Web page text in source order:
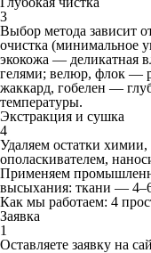
3
Выбор метода зависит
очистка (минимальное
экокожа — деликатная
гелями; велюр, флок —
жаккард, гобелен —
температуры.
Экстракция и сушка
4
Удаляем остатки
ополаскивателем,
Применяем
высыхания: ткани —
Как мы работаем: 4
Заявка
1
Оставляете заявку на